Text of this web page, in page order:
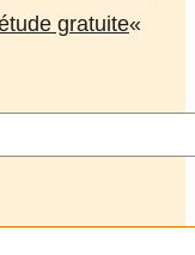
gratuite«